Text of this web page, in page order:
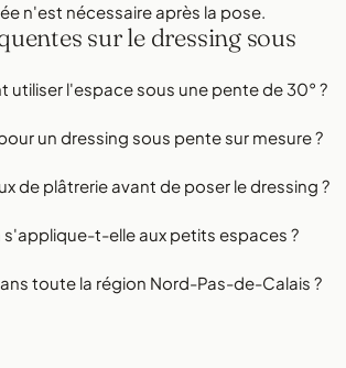
n'est nécessaire après la pose.
sur le dressing sous
utiliser l'espace sous une pente de 30° ?
un dressing sous pente sur mesure ?
de plâtrerie avant de poser le dressing ?
s'applique-t-elle aux petits espaces ?
toute la région Nord-Pas-de-Calais ?